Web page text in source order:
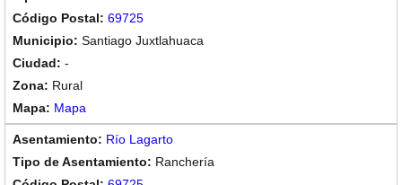
69725
Santiago Juxtlahuaca
-
Rural
Mapa
Río Lagarto
Ranchería